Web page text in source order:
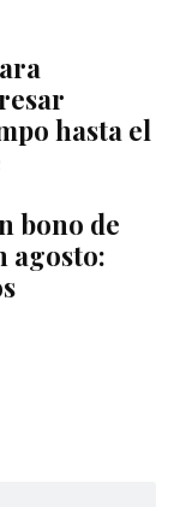
hasta el
bono de
agosto: